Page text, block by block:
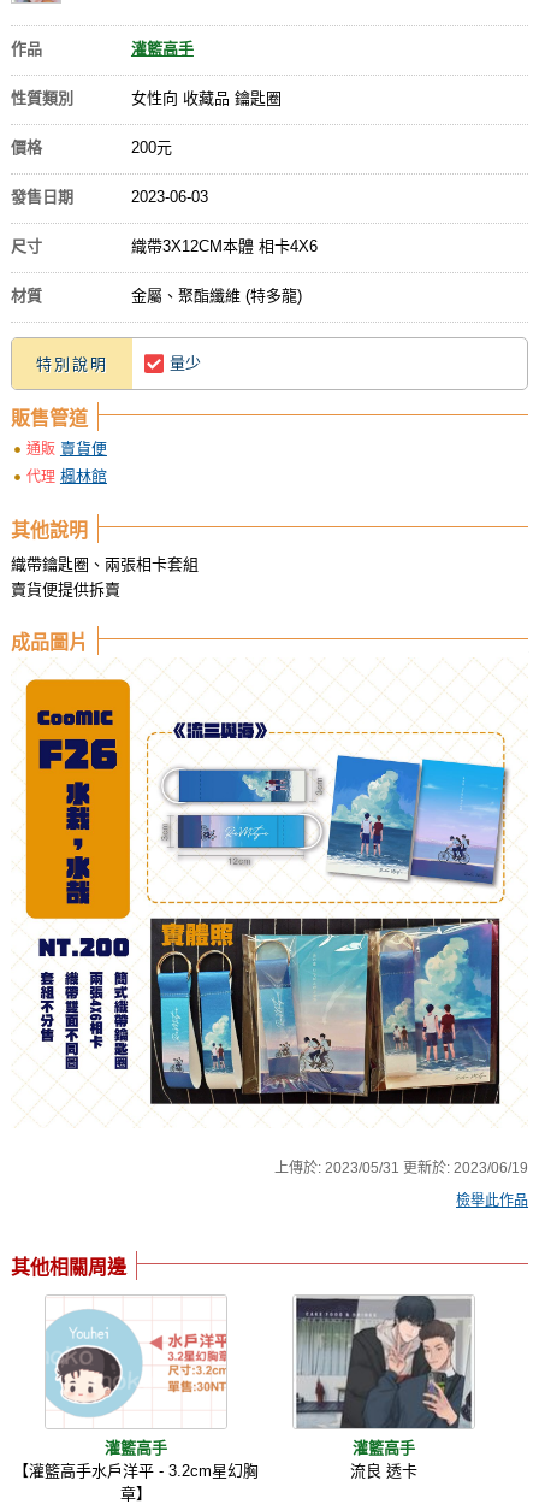
作品 灌籃高手
性質類別 女性向 收藏品 鑰匙圈
價格 200元
發售日期 2023-06-03
尺寸 織帶3X12CM本體 相卡4X6
材質 金屬、聚酯纖維 (特多龍)
特別說明 量少
販售管道
通販 賣貨便
代理 楓林館
其他說明
織帶鑰匙圈、兩張相卡套組
賣貨便提供拆賣
成品圖片
上傳於: 2023/05/31 更新於: 2023/06/19
檢舉此作品
其他相關周邊
灌籃高手
【灌籃高手水戶洋平 - 3.2cm星幻胸
章】
灌籃高手
流良 透卡